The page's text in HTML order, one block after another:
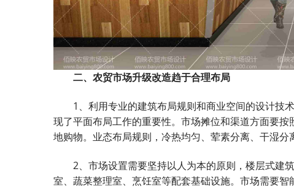
二、农贸市场升级改造趋于合理布局
1、利用专业的建筑布局规则和商业空间的设计技
现了平面布局工作的重要性。市场摊位和渠道方面要
地购物。业态布局规则，冷热均匀、荤素分离、干湿分
2、市场设置需要坚持以人为本的原则，楼层式建
室、蔬菜整理室、烹饪室等配套基础设施。市场需要智